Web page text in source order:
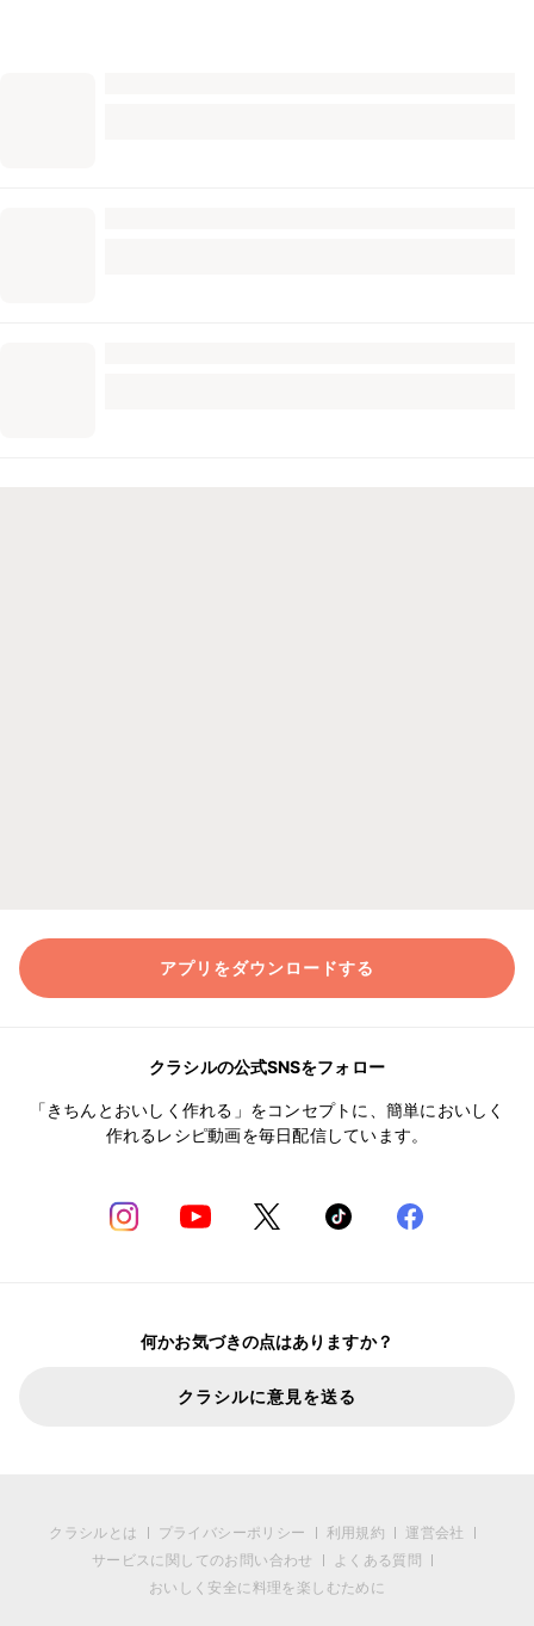
アプリをダウンロードする
クラシルの公式SNSをフォロー
「きちんとおいしく作れる」をコンセプトに、簡単においしく
作れるレシピ動画を毎日配信しています。
何かお気づきの点はありますか？
クラシルに意見を送る
クラシルとは プライバシーポリシー 利用規約
運営会社
サービスに関してのお問い合わせ
よくある質問
おいしく安全に料理を楽しむために